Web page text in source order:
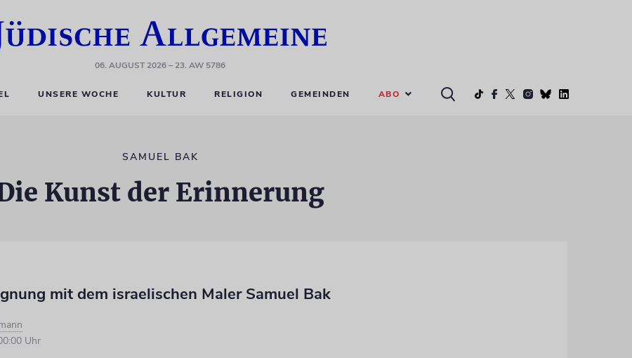
06. AUGUST 2026– 23. AW 5786
UNSERE WOCHE KULTUR RELIGION GEMEINDEN ABO
SAMUEL BAK
Kunst der Erinnerung
mit dem israelischen Maler Samuel Bak
Uhr